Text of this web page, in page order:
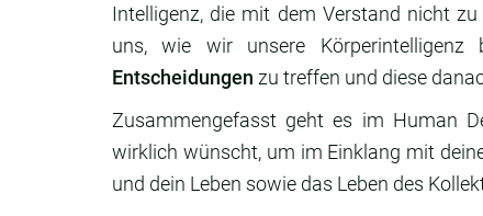
Intelligenz, die mit dem Verstand nicht
uns, wie wir unsere
Entscheidungen zu treffen und diese
Zusammengefasst geht es im Human
wirklich wünscht, um im Einklang mit
und dein Leben sowie das Leben des